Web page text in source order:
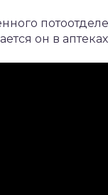
он в